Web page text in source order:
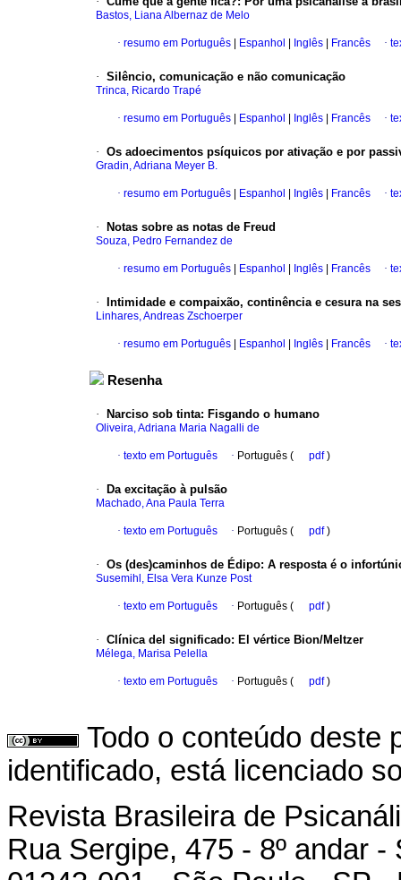
Bastos, Liana Albernaz de Melo
· resumo em Português Espanhol Inglês Francês ·
· Silêncio, comunicação e não comunicação
Trinca, Ricardo Trapé
· resumo em Português Espanhol Inglês Francês ·
· Os adoecimentos psíquicos por ativação e por
Gradin, Adriana Meyer B.
· resumo em Português Espanhol Inglês Francês ·
· Notas sobre as notas de Freud
Souza, Pedro Fernandez de
· resumo em Português Espanhol Inglês Francês ·
· Intimidade e compaixão, continência e cesura na
Linhares, Andreas Zschoerper
· resumo em Português Espanhol Inglês Francês ·
Resenha
· Narciso sob tinta: Fisgando o humano
Oliveira, Adriana Maria Nagalli de
· texto em Português · Português ( pdf)
· Da excitação à pulsão
Machado, Ana Paula Terra
· texto em Português · Português ( pdf)
· Os (des)caminhos de Édipo: A resposta é o
Susemihl, Elsa Vera Kunze Post
· texto em Português · Português ( pdf)
· Clínica del significado: El vértice Bion/Meltzer
Mélega, Marisa Pelella
· texto em Português · Português ( pdf)
Todo o conteúdo deste
identificado, está licenciado
Revista Brasileira de
Rua Sergipe, 475 - 8º andar -